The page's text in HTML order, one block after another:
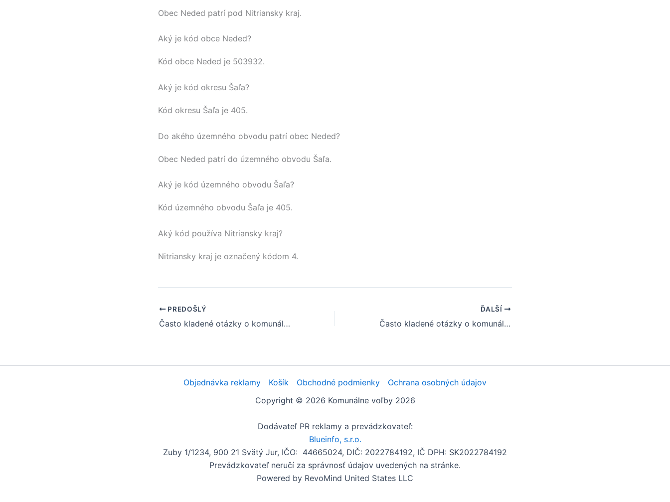
Obec Neded patrí pod Nitriansky kraj.
Aký je kód obce Neded?
Kód obce Neded je 503932.
Aký je kód okresu Šaľa?
Kód okresu Šaľa je 405.
Do akého územného obvodu patrí obec Neded?
Obec Neded patrí do územného obvodu Šaľa.
Aký je kód územného obvodu Šaľa?
Kód územného obvodu Šaľa je 405.
Aký kód používa Nitriansky kraj?
Nitriansky kraj je označený kódom 4.
PREDOŠLÝ
Často kladené otázky o komunálnych voľbách v obci Močenok
ĎALŠÍ
Často kladené otázky o komunálnych voľbách v obci Selice
Objednávka reklamy Košík Obchodné podmienky
Ochrana osobných údajov
Copyright © 2026 Komunálne voľby 2026
Dodávateľ PR reklamy a prevádzkovateľ:
Blueinfo, s.r.o.
Zuby 1/1234, 900 21 Svätý Jur, IČO: 44665024, DIČ: 2022784192, IČ DPH: SK2022784192
Prevádzkovateľ neručí za správnosť údajov uvedených na stránke.
Powered by RevoMind United States LLC